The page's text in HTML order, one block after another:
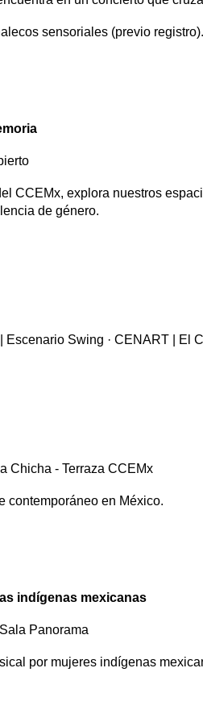
sensoriales (previo registro).
CCEMx, explora nuestros
de género.
Escenario Swing · CENART | El
Chicha - Terraza CCEMx
contemporáneo en México.
indígenas mexicanas
Panorama
por mujeres indígenas